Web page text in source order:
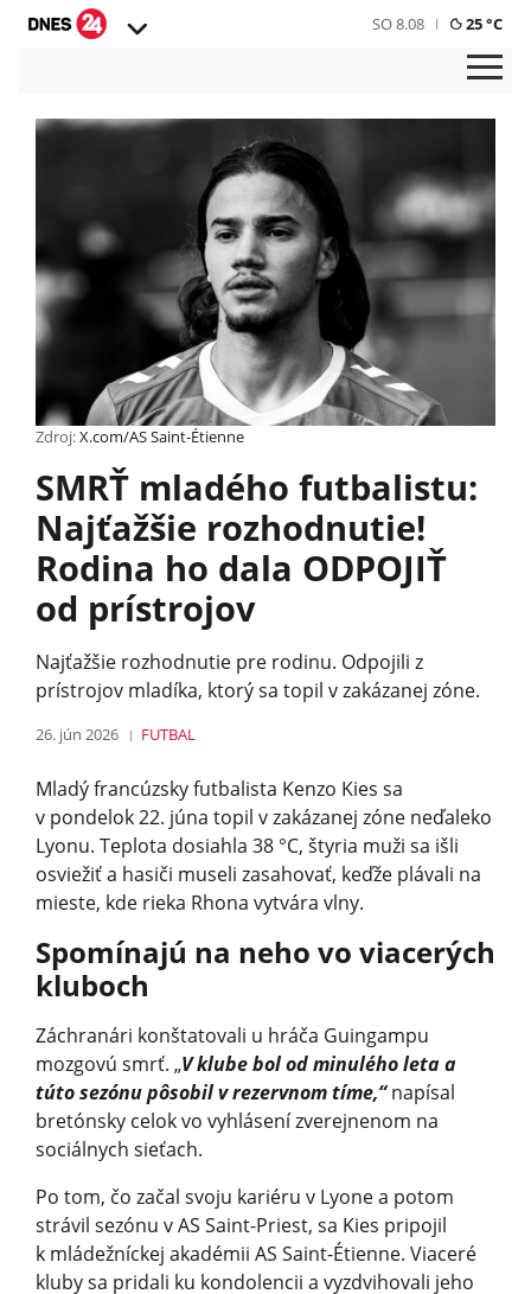
SO 8.08 25 °C
Zdroj:X.com/AS Saint-Étienne
SMRŤ mladého futbalistu:
Najťažšie rozhodnutie!
Rodina ho dala ODPOJIŤ
od prístrojov
Najťažšie rozhodnutie pre rodinu. Odpojili z
prístrojov mladíka, ktorý sa topil v zakázanej zóne.
26. jún 2026 FUTBAL
Mladý francúzsky futbalista Kenzo Kies sa
v pondelok 22. júna topil v zakázanej zóne neďaleko
Lyonu. Teplota dosiahla 38 °C, štyria muži sa išli
osviežiť a hasiči museli zasahovať, keďže plávali na
mieste, kde rieka Rhona vytvára vlny.
Spomínajú na neho vo viacerých
kluboch
Záchranári konštatovali u hráča Guingampu
mozgovú smrť. „V klube bol od minulého leta a
túto sezónu pôsobil v rezervnom tíme,“napísal
bretónsky celok vo vyhlásení zverejnenom na
sociálnych sieťach.
Po tom, čo začal svoju kariéru v Lyone a potom
strávil sezónu v AS Saint-Priest, sa Kies pripojil
k mládežníckej akadémii AS Saint-Étienne. Viaceré
kluby sa pridali ku kondolencii a vyzdvihovali jeho